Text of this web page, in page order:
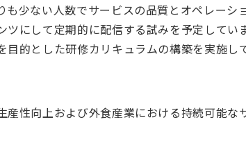
少ない人数でサービスの品質とオペレーシ
にして定期的に配信する試みを予定して
的とした研修カリキュラムの構築を実施し
性向上および外食産業における持続可能な